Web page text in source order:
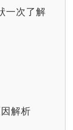
一次了解
解析